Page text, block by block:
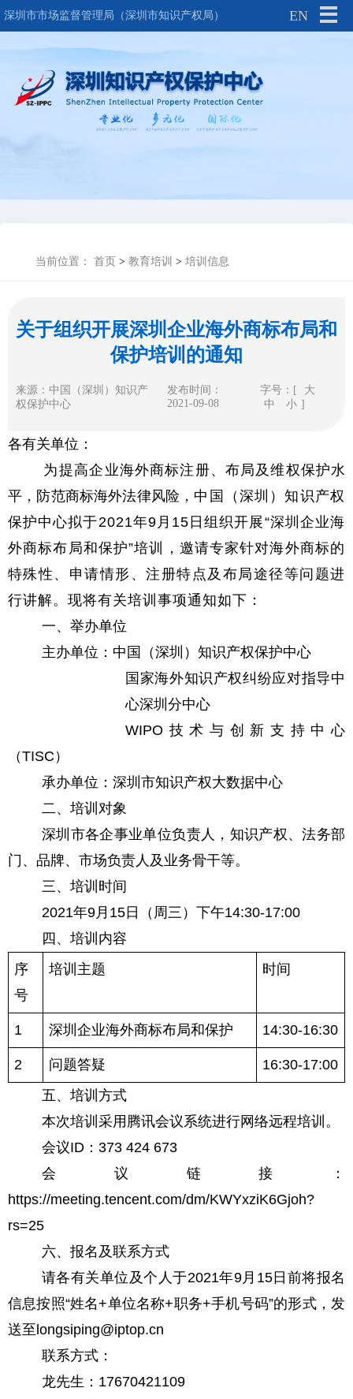
深圳市市场监督管理局（深圳市知识产权局） EN
当前位置： 首页 > 教育培训 > 培训信息
关于组织开展深圳企业海外商标布局和
保护培训的通知
来源：中国（深圳）知识产
权保护中心
发布时间：
2021-09-08
字号：[
大
中
小 ]
各有关单位：
为提高企业海外商标注册、布局及维权保护水
平，防范商标海外法律风险， 中国（深圳）知识产权
保护中心拟于2021年9月15日组织开展“深圳企业海
外商标布局和保护”培训，邀请专家针对海外商标的
特殊性、申请情形、注册特点及布局途径等问题进
行讲解。现将有关培训事项通知如下：
一、举办单位
主办单位：中国（深圳）知识产权保护中心
国家海外知识产权纠纷应对指导中
心深圳分中心
WIPO技术与创新支持中心
（TISC）
承办单位：深圳市知识产权大数据中心
二、培训对象
深圳市各企事业单位负责人，知识产权、法务部
门、品牌、市场负责人及业务骨干等。
三、培训时间
2021年9月15日（周三）下午14:30-17:00
四、培训内容
序
号
培训主题 时间
1 深圳企业海外商标布局和保护 14:30-16:30
2 问题答疑
16:30-17:00
五、培训方式
本次培训采用腾讯会议系统进行网络远程培训。
会议ID：373 424 673
会议链接：
https://meeting.tencent.com/dm/KWYxziK6Gjoh?
rs=25
六、报名及联系方式
请各有关单位及个人于2021年9月15日前将报名
信息按照“姓名+单位名称+职务+手机号码”的形式，发
送至longsiping@iptop.cn
联系方式：
龙先生：17670421109